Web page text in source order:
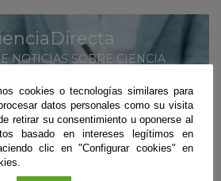
NOTICIAS SOBRE CIENCIA
INFORMACIÓN
SUSCRÍBETE
cookies o tecnologías similares para
datos personales como su visita
retirar su consentimiento u oponerse al
basado en intereses legítimos en
clic en "Configurar cookies" en